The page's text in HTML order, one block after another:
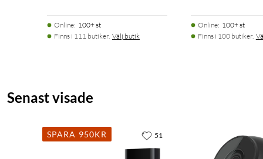
Online: 100+ st
Finns i 111 butiker. Välj butik
Online: 100+ st
Finns i 100 butiker.
Senast visade
SPARA 950KR 51